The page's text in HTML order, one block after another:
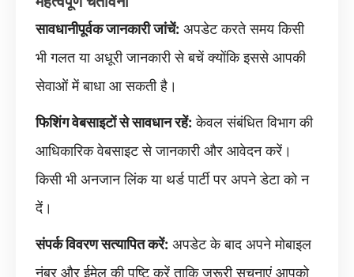
सावधानीपूर्वक जानकारी जांचें: अपडेट करते समय किसी
भी गलत या अधूरी जानकारी से बचें क्योंकि इससे आपकी
सेवाओं में बाधा आ सकती है।
फिशिंग वेबसाइटों से सावधान रहें: केवल संबंधित विभाग की
आधिकारिक वेबसाइट से जानकारी और आवेदन करें।
किसी भी अनजान लिंक या थर्ड पार्टी पर अपने डेटा को न
दें।
संपर्क विवरण सत्यापित करें: अपडेट के बाद अपने मोबाइल
नंबर और ईमेल की पुष्टि करें ताकि जरूरी सूचनाएं आपको